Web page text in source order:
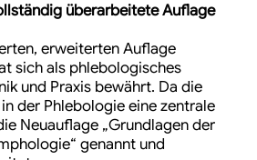
überarbeitete Auflage
erweiterten Auflage
sich als phlebologisches
und Praxis bewährt. Da die
der Phlebologie eine zentrale
Neuauflage „Grundlagen der
genannt und